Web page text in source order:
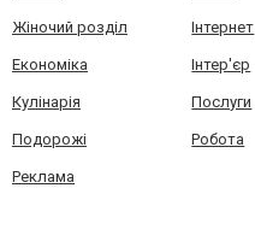
Жіночий розділ Інтернет
Економіка Інтер'єр
Кулінарія Послуги
Подорожі Робота
Реклама